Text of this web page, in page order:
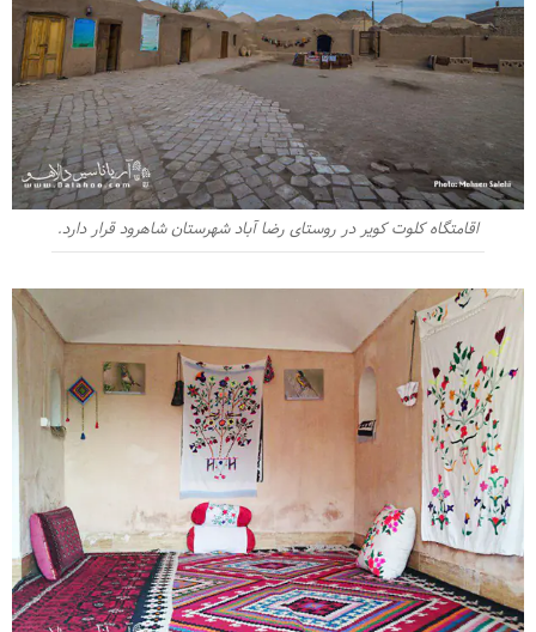
اقامتگاه کلوت کویر در روستای رضا آباد شهرستان شاهرود قرار دارد.